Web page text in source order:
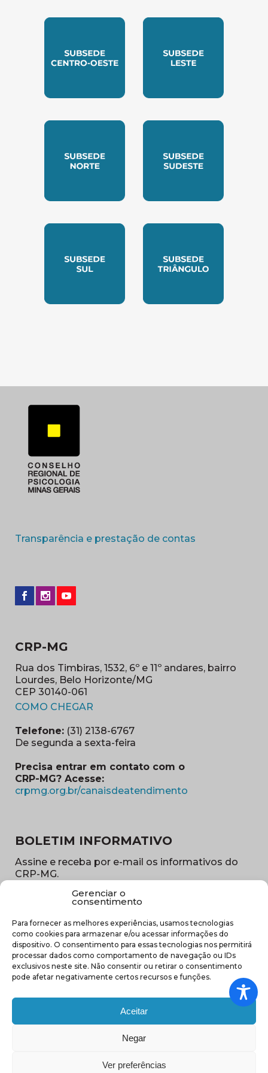
Gerenciar o
consentimento
Para fornecer as melhores experiências, usamos tecnologias
como cookies para armazenar e/ou acessar informações do
dispositivo. O consentimento para essas tecnologias nos permitirá
processar dados como comportamento de navegação ou IDs
exclusivos neste site. Não consentir ou retirar o consentimento
pode afetar negativamente certos recursos e funções.
Aceitar
Negar
Ver preferências
Transparência e prestação de contas
CRP-MG
Rua dos Timbiras, 1532, 6º e 11º andares, bairro
Lourdes, Belo Horizonte/MG
CEP 30140-061
COMO CHEGAR
Telefone: (31) 2138-6767
De segunda a sexta-feira
Precisa entrar em contato com o
CRP-MG? Acesse:
crpmg.org.br/canaisdeatendimento
BOLETIM INFORMATIVO
Assine e receba por e-mail os informativos do
CRP-MG.
E-
mail
(obrigatório)
Sub
região